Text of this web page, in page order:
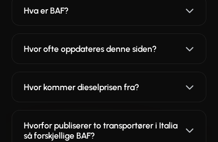
Hva er BAF?
Hvor ofte oppdateres denne siden?
Hvor kommer dieselprisen fra?
Hvorfor publiserer to transportører i Italia
så forskjellige BAF?